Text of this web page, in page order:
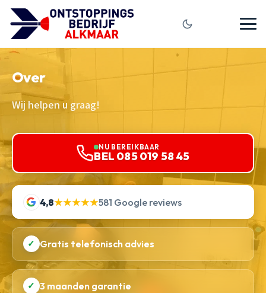
Over
Wij helpen u graag!
NU BEREIKBAAR
BEL 085 019 58 45
4,8★★★★★581 Google reviews
✓ Gratis telefonisch advies
✓ 3 maanden garantie